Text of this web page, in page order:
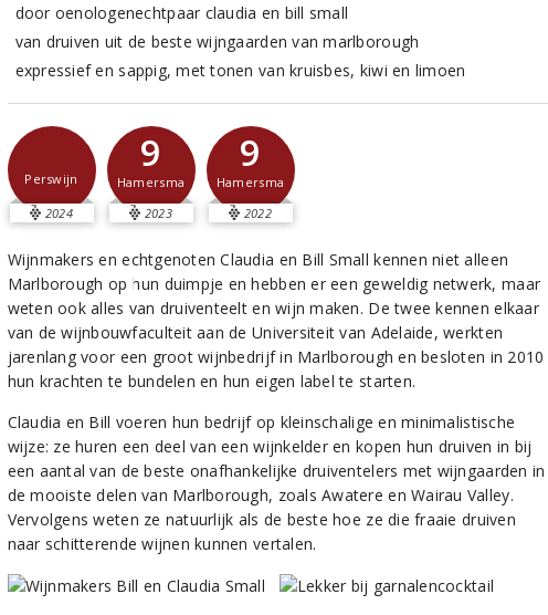
door oenologenechtpaar claudia en bill small
van druiven uit de beste wijngaarden van marlborough
expressief en sappig, met tonen van kruisbes, kiwi en limoen
Perswijn
2024
9
Hamersma
2023
9
Hamersma
2022
Wijnmakers en echtgenoten Claudia en Bill Small kennen niet alleen
Marlborough op hun duimpje en hebben er een geweldig netwerk, maar
weten ook alles van druiventeelt en wijn maken. De twee kennen elkaar
van de wijnbouwfaculteit aan de Universiteit van Adelaide, werkten
jarenlang voor een groot wijnbedrijf in Marlborough en besloten in 2010
hun krachten te bundelen en hun eigen label te starten.
Claudia en Bill voeren hun bedrijf op kleinschalige en minimalistische
wijze: ze huren een deel van een wijnkelder en kopen hun druiven in bij
een aantal van de beste onafhankelijke druiventelers met wijngaarden in
de mooiste delen van Marlborough, zoals Awatere en Wairau Valley.
Vervolgens weten ze natuurlijk als de beste hoe ze die fraaie druiven
naar schitterende wijnen kunnen vertalen.